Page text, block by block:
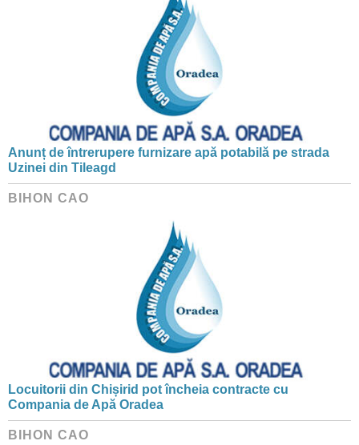
Anunț de întrerupere furnizare apă potabilă pe strada
Uzinei din Tileagd
BIHON CAO
Locuitorii din Chișirid pot încheia contracte cu
Compania de Apă Oradea
BIHON CAO